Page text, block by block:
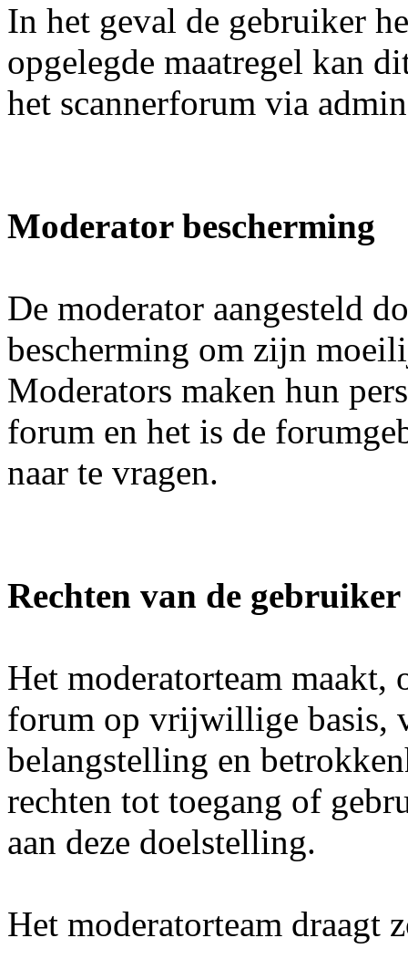
In het geval de gebruiker
opgelegde maatregel kan
het scannerforum via
Moderator bescherming
De moderator aangesteld
bescherming om zijn
Moderators maken hun
forum en het is de
naar te vragen.
Rechten van de gebruiker
Het moderatorteam
forum op vrijwillige basis,
belangstelling en
rechten tot toegang of
aan deze doelstelling.
Het moderatorteam draagt